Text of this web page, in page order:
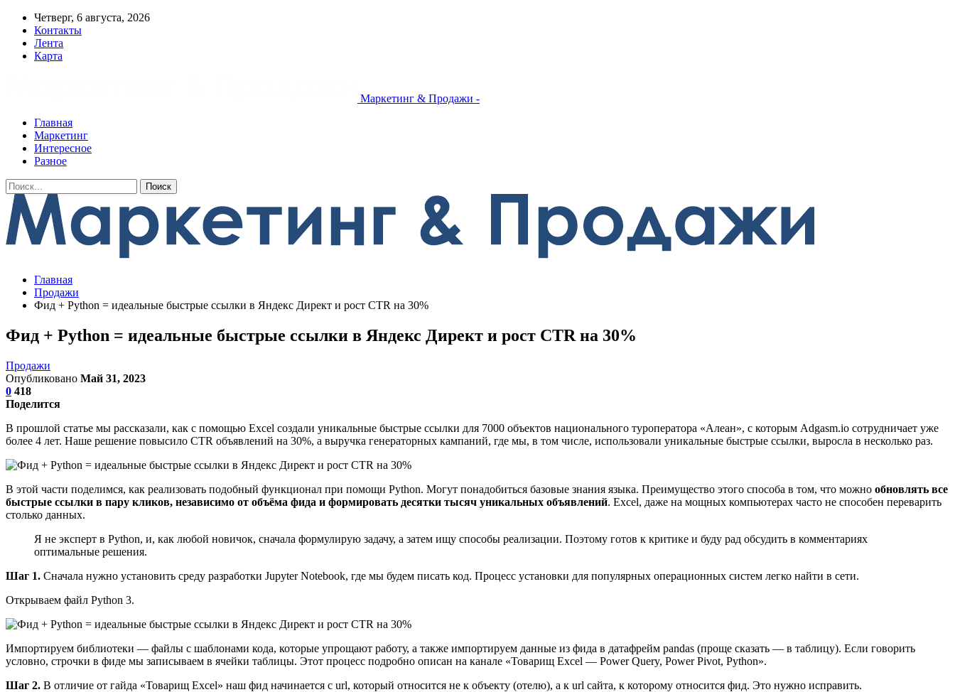
Четверг, 6 августа, 2026
Контакты
Лента
Карта
Маркетинг & Продажи -
Главная
Маркетинг
Интересное
Разное
Главная
Продажи
Фид + Python = идеальные быстрые ссылки в Яндекс Директ и рост CTR на 30%
Фид + Python = идеальные быстрые ссылки в Яндекс Директ и рост CTR на 30%
Продажи
Опубликовано Май 31, 2023
0 418
Поделится
В прошлой статье мы рассказали, как с помощью Excel создали уникальные быстрые ссылки для 7000 объектов национального туроператора «Алеан», с которым Adgasm.io сотрудничает уже
более 4 лет. Наше решение повысило CTR объявлений на 30%, а выручка генераторных кампаний, где мы, в том числе, использовали уникальные быстрые ссылки, выросла в несколько раз.
В этой части поделимся, как реализовать подобный функционал при помощи Python. Могут понадобиться базовые знания языка. Преимущество этого способа в том, что можно обновлять все
быстрые ссылки в пару кликов, независимо от объёма фида и формировать десятки тысяч уникальных объявлений. Excel, даже на мощных компьютерах часто не способен переварить
столько данных.
Я не эксперт в Python, и, как любой новичок, сначала формулирую задачу, а затем ищу способы реализации. Поэтому готов к критике и буду рад обсудить в комментариях
оптимальные решения.
Шаг 1. Сначала нужно установить среду разработки Jupyter Notebook, где мы будем писать код. Процесс установки для популярных операционных систем легко найти в сети.
Открываем файл Python 3.
Импортируем библиотеки — файлы с шаблонами кода, которые упрощают работу, а также импортируем данные из фида в датафрейм pandas (проще сказать — в таблицу). Если говорить
условно, строчки в фиде мы записываем в ячейки таблицы. Этот процесс подробно описан на канале «Товарищ Excel — Power Query, Power Pivot, Python».
Шаг 2. В отличие от гайда «Товарищ Excel» наш фид начинается с url, который относится не к объекту (отелю), а к url сайта, к которому относится фид. Это нужно исправить.